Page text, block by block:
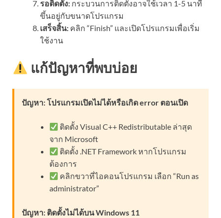
รอติดตั้ง: กระบวนการติดตั้งอาจใช้เวลา 1-5 นาที
ขึ้นอยู่กับขนาดโปรแกรม
เสร็จสิ้น: คลิก “Finish” และเปิดโปรแกรมเพื่อเริ่ม
ใช้งาน
แก้ปัญหาที่พบบ่อย
ปัญหา: โปรแกรมเปิดไม่ได้หรือเกิด error ตอนเปิด
ติดตั้ง Visual C++ Redistributable ล่าสุด
จาก Microsoft
ติดตั้ง .NET Framework หากโปรแกรม
ต้องการ
คลิกขวาที่ไอคอนโปรแกรม เลือก “Run as
administrator”
ปัญหา: ติดตั้งไม่ได้บน Windows 11